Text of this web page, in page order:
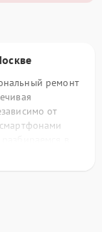
ремонт
от
плат,
Такой
собой